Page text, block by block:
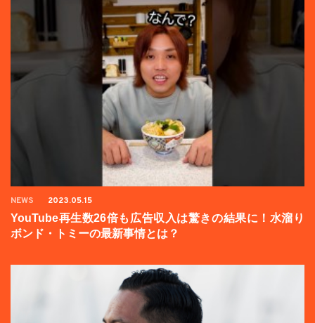
NEWS 2023.05.15
YouTube再生数26倍も広告収入は驚きの結果に！水溜り
ボンド・トミーの最新事情とは？